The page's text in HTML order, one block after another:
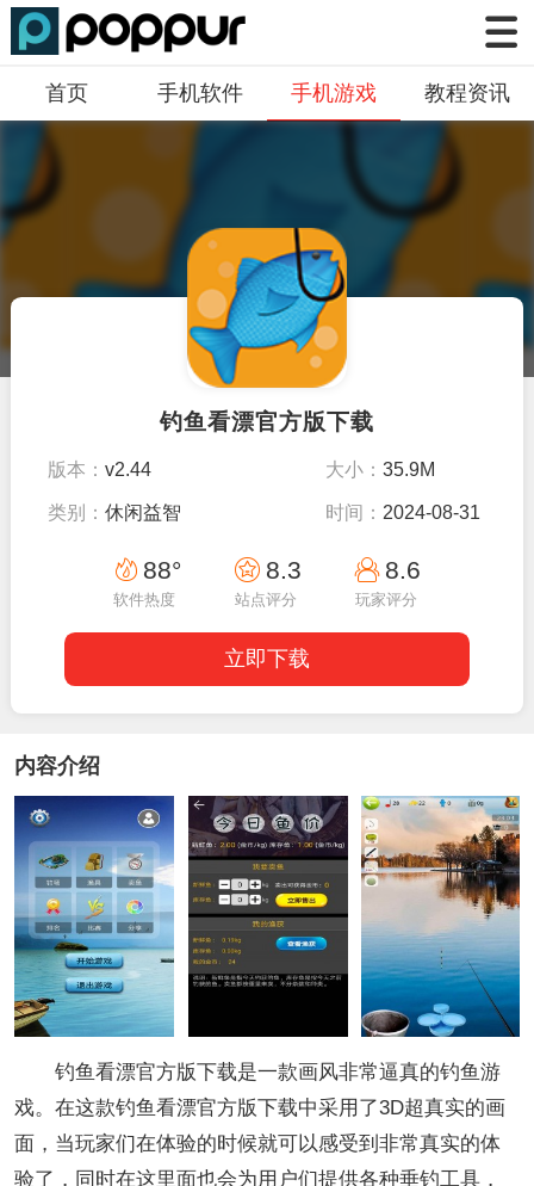
首页 手机软件 手机游戏 教程资讯
钓鱼看漂官方版下载
版本：v2.44 大小：35.9M
类别：休闲益智 时间： 2024-08-31
17:40:03
88°
软件热度
8.3
站点评分
8.6
玩家评分
立即下载
内容介绍
钓鱼看漂官方版下载是一款画风非常逼真的钓鱼游
戏。在这款钓鱼看漂官方版下载中采用了3D超真实的画
面，当玩家们在体验的时候就可以感受到非常真实的体
验了，同时在这里面也会为用户们提供各种垂钓工具，